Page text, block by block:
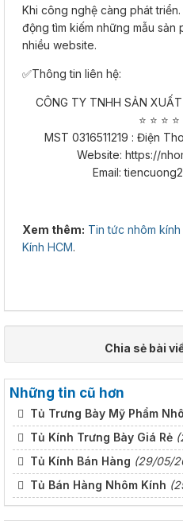
Khi công nghệ càng phát
động tìm kiếm những mẫu sản
nhiều website.
✅Thông tin liên hệ:
CÔNG TY TNHH SẢN
⭐ ⭐ ⭐
MST 0316511219 : Điện
Website: https://
Email:
Xem thêm: Tin tức nhôm kính
Kính HCM.
Chia sẻ bài
Những tin cũ hơn
Tủ Trưng Bày Mỹ Phẩm
Tủ Kính Trưng Bày Giá Rẻ
Tủ Kính Bán Hàng (29/05/
Tủ Bán Hàng Nhôm Kính